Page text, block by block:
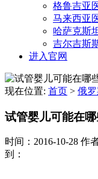
格鲁吉亚
马来西亚
哈萨克斯
吉尔吉斯
进入官网
现在位置: 首页 > 俄
试管婴儿可能在
时间：2016-10-28 作
到：